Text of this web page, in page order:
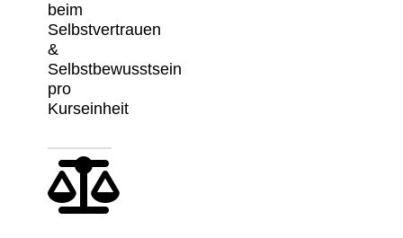
beim
Selbstvertrauen
&
Selbstbewusstsein
pro
Kurseinheit